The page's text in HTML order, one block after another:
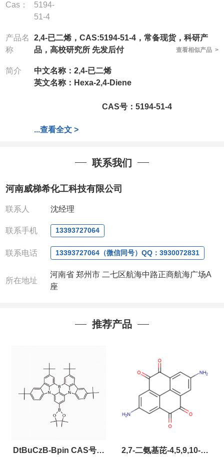
Cas：
5194-
51-4
产品名
称
2,4-已二烯，CAS:5194-51-4，常备现货，科研产
品，高校研究所 先发后付
查看相似产品 >
简介
中文名称：2,4-已二烯
英文名称：Hexa-2,4-Diene
CAS号：5194-51-4
分子量：82.14
技术人员，以及设备齐全的研发实验室和中试车间，
产品详细价格、规格等请直接联系：
联系人：杨经理
:13393727064 / 0371-63377391
微信：13393727064， QQ：3930072831 (欢迎致
电或者QQ、微信联系)
公司对高校和国家科研机构可以先发货和开票后再付
款，如果您在工作中有用到的试剂，欢迎您
以下是公司部分现货产品，同类也均可提供，有需要
也可联系。
...查看全文 >
联系我们
河南威梯希化工科技有限公司
联系人 沈经理
联系手机 13393727064
联系电话 13393727064（微信同号）QQ：3930072831
所在地址
河南省 郑州市 二七区航海中路正商航海广场A
座
推荐产品
DtBuCzB-Bpin CAS号： 2,7-二氨基芘-4,5,9,10-四